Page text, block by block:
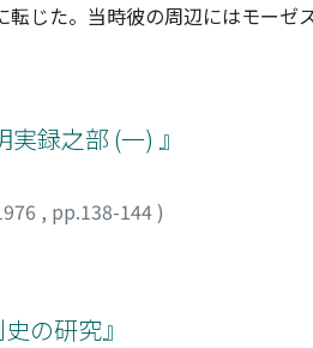
じた。当時彼の周辺にはモーゼ
ンゲルスを社会主義に引き入れ
」という議論を展開していただ
つ、ヘスとマルクスの、フォイ
の影響という問題、更には両者
録之部 (一) 』
, pp.138-144)
の研究』